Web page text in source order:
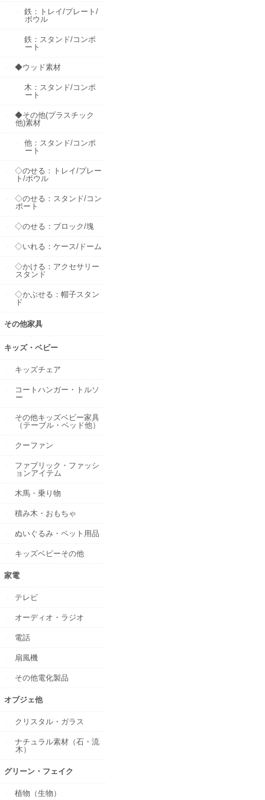
鉄：トレイ/プレート/
ボウル
鉄：スタンド/コンポ
ート
◆ウッド素材
木：スタンド/コンポ
ート
◆その他(プラスチック
他)素材
他：スタンド/コンポ
ート
◇のせる：トレイ/プレー
ト/ボウル
◇のせる：スタンド/コン
ポート
◇のせる：ブロック/塊
◇いれる：ケース/ドーム
◇かける：アクセサリー
スタンド
◇かぶせる：帽子スタン
ド
その他家具
キッズ・ベビー
キッズチェア
コートハンガー・トルソ
ー
その他キッズベビー家具
（テーブル・ベッド他）
クーファン
ファブリック・ファッシ
ョンアイテム
木馬・乗り物
積み木・おもちゃ
ぬいぐるみ・ペット用品
キッズベビーその他
家電
テレビ
オーディオ・ラジオ
電話
扇風機
その他電化製品
オブジェ他
クリスタル・ガラス
ナチュラル素材（石・流
木）
グリーン・フェイク
植物（生物）